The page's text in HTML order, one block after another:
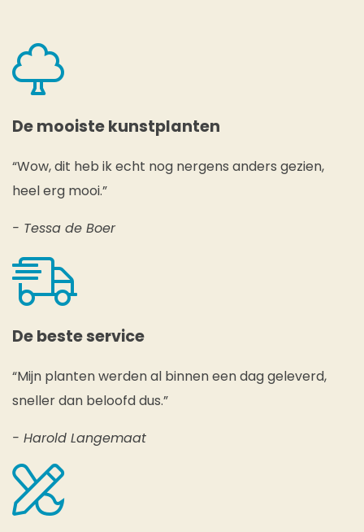
De mooiste kunstplanten
“Wow, dit heb ik echt nog nergens anders gezien,
heel erg mooi.”
- Tessa de Boer
De beste service
“Mijn planten werden al binnen een dag geleverd,
sneller dan beloofd dus.”
- Harold Langemaat